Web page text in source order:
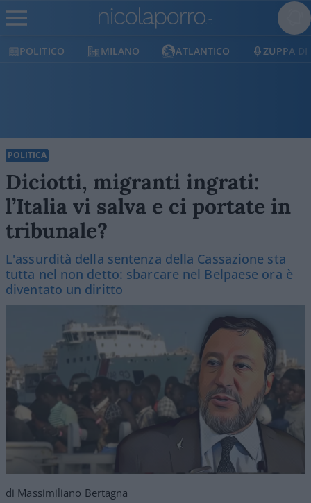
MILANO ATLANTICO ZUPPA DI PORRO
POLITICA
Diciotti, migranti ingrati:
l’Italia vi salva e ci portate in
tribunale?
L'assurdità della sentenza della Cassazione sta
tutta nel non detto: sbarcare nel Belpaese ora è
diventato un diritto
di Massimiliano Bertagna